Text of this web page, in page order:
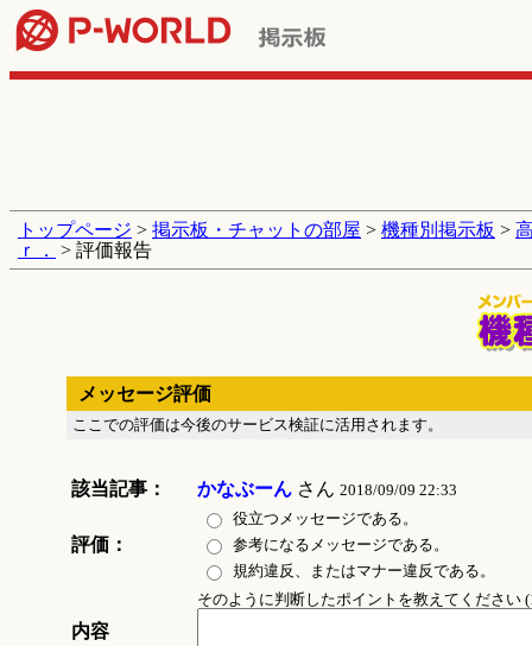
トップページ > 掲示板・チャットの部屋 > 機種別掲示板 >
ｒ．
> 評価報告
メッセージ評価
ここでの評価は今後のサービス検証に活用されます。
該当記事： かなぶーんさん 2018/09/09 22:33
評価：
役立つメッセージである。
参考になるメッセージである。
規約違反、またはマナー違反である。
内容
そのように判断したポイントを教えてください